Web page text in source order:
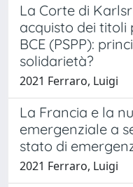
La Corte di
acquisto dei titoli
BCE (PSPP):
solidarietà?
2021 Ferraro, Luigi
La Francia e la
emergenziale a
stato di
2021 Ferraro, Luigi